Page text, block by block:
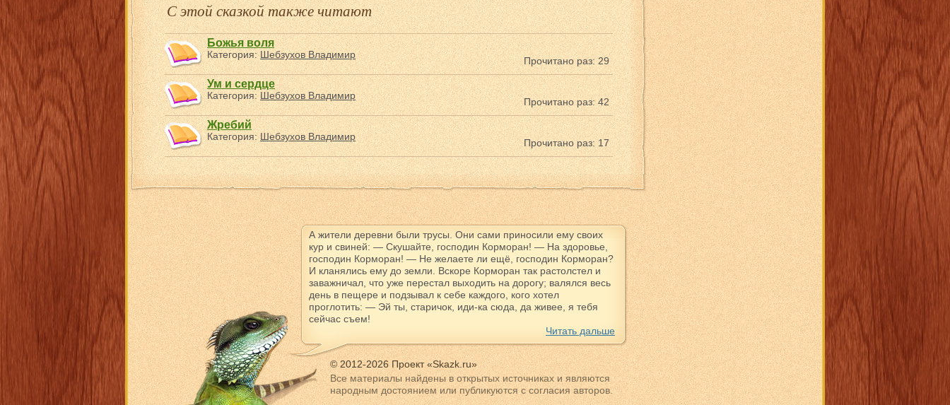
С этой сказкой также читают
Божья воля
Категория:Шебзухов Владимир
Прочитано раз: 29
Ум и сердце
Категория: Шебзухов Владимир
Прочитано раз: 42
Жребий
Категория:Шебзухов Владимир
Прочитано раз: 17
А жители деревни были трусы. Они сами приносили ему своих
кур и свиней: — Скушайте, господин Корморан! — На здоровье,
господин Корморан! — Не желаете ли ещё, господин Корморан?
И кланялись ему до земли. Вскоре Корморан так растолстел и
заважничал, что уже перестал выходить на дорогу; валялся весь
день в пещере и подзывал к себе каждого, кого хотел
проглотить: — Эй ты, старичок, иди-ка сюда, да живее, я тебя
сейчас съем!
Читать дальше
© 2012-2026 Проект «Skazk.ru»
Все материалы найдены в открытых источниках и являются
народным достоянием или публикуются с согласия авторов.